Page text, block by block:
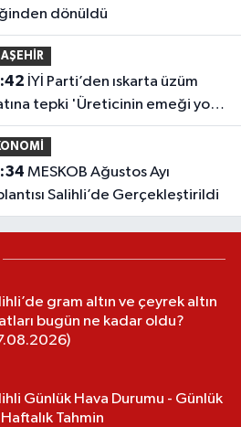
dönüldü
tepki 'Üreticinin emeği yok
Salihli’de Gerçekleştirildi
gram altın ve çeyrek altın
bugün ne kadar oldu?
Günlük Hava Durumu - Günlük
Tahmin